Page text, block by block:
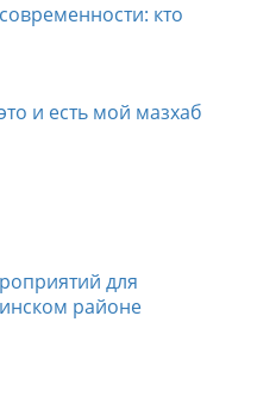
кто
и есть мой мазхаб
для
районе